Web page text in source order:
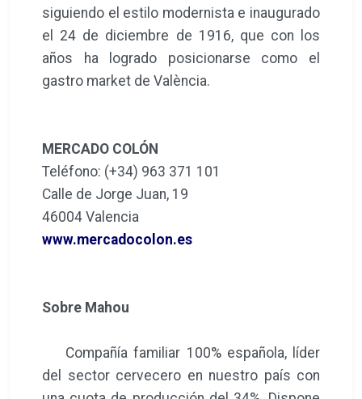
siguiendo el estilo modernista e inaugurado
el 24 de diciembre de 1916, que con los
años ha logrado posicionarse como el
gastro market de València.
MERCADO COLÓN
Teléfono: (+34) 963 371 101
Calle de Jorge Juan, 19
46004 Valencia
www.mercadocolon.es
Sobre Mahou
Compañía familiar 100% española, líder
del sector cervecero en nuestro país con